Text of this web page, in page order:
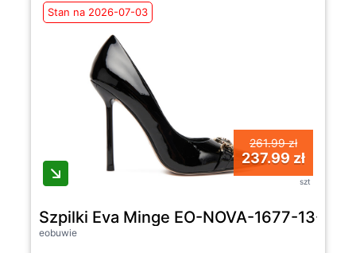
Stan na 2026-07-03
261.99 zł
237.99 zł
szt
Szpilki Eva Minge EO-NOVA-1677-13-3
eobuwie